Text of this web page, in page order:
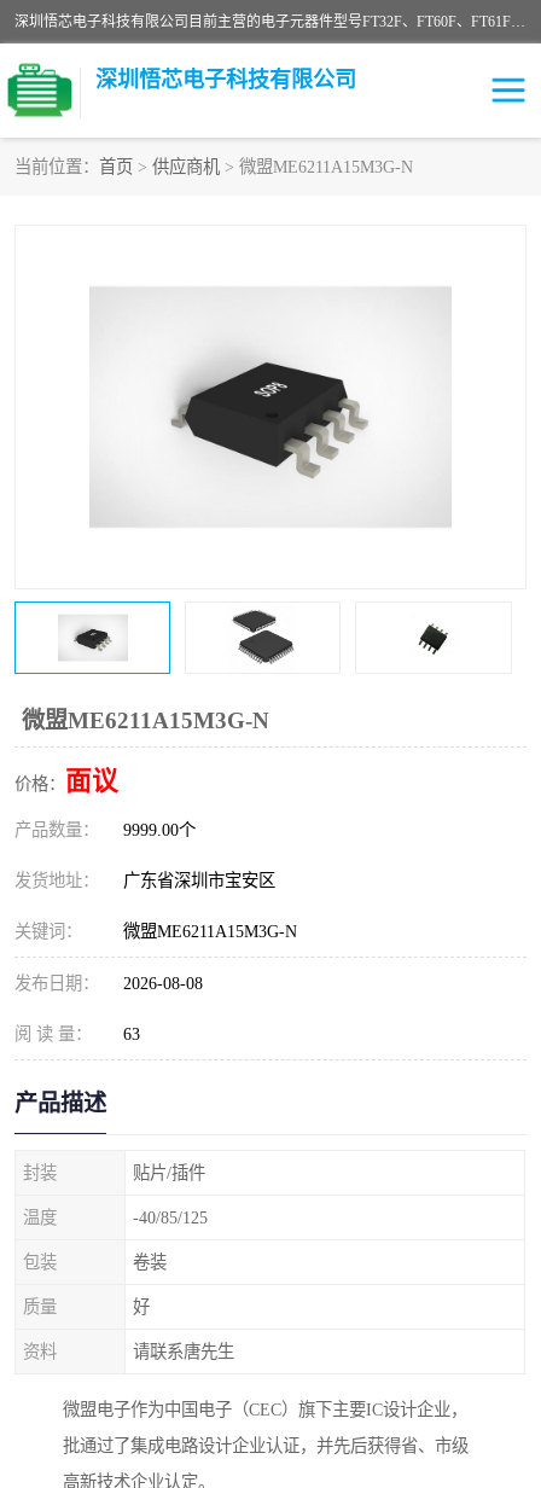
深圳悟芯电子科技有限公司目前主营的电子元器件型号FT32F、FT60F、FT61F、FT62F、FT64F、FT61FC、MCU EEPROM MOS LDO 稳压管 触摸IC DC-DC AC-DC 协议IC等，广泛应用于LED射灯、LED日光灯、等诸多领域。
深圳悟芯电子科技有限公司
当前位置： 首页 > 供应商机 > 微盟ME6211A15M3G-N
微盟ME6211A15M3G-N
价格： 面议
产品数量： 9999.00个
发货地址： 广东省深圳市宝安区
关键词： 微盟ME6211A15M3G-N
发布日期： 2026-08-08
阅 读 量： 63
产品描述
封装 贴片/插件
温度 -40/85/125
包装 卷装
质量 好
资料 请联系唐先生
微盟电子作为中国电子（CEC）旗下主要IC设计企业，
批通过了集成电路设计企业认证，并先后获得省、市级
高新技术企业认定。
FT61F
FT64F
FT61F022
FT61F021